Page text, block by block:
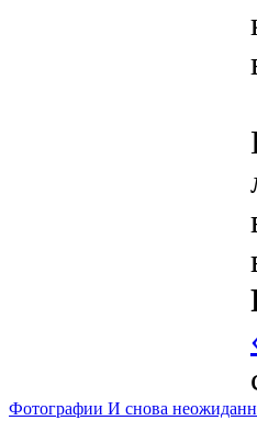
Фотографии И снова